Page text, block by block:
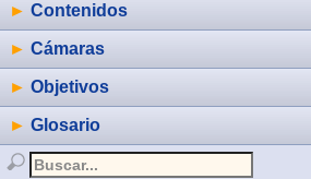
► Contenidos
► Cámaras
► Objetivos
► Glosario